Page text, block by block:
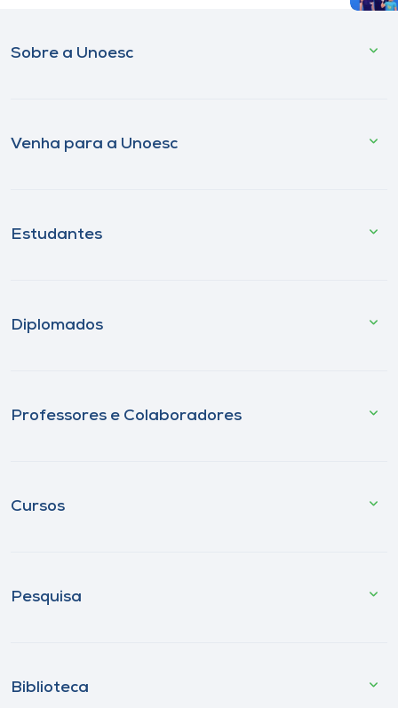
Sobre a Unoesc
Venha para a Unoesc
Estudantes
Diplomados
Professores e Colaboradores
Cursos
Pesquisa
Biblioteca